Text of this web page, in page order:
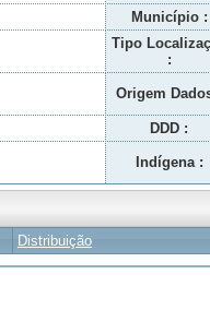
Município :
Tipo
:
Origem
DDD :
Indígena :
Distribuição